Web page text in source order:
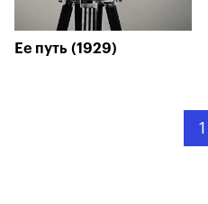
Ее путь (1929)
1